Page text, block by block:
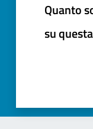
Quanto
su